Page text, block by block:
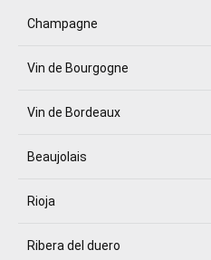
Champagne
Vin de Bourgogne
Vin de Bordeaux
Beaujolais
Rioja
Ribera del duero